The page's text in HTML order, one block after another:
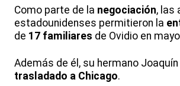
Como parte de la negociación, las
estadounidenses permitieron la
de 17 familiares de Ovidio en
Además de él, su hermano
trasladado a Chicago.